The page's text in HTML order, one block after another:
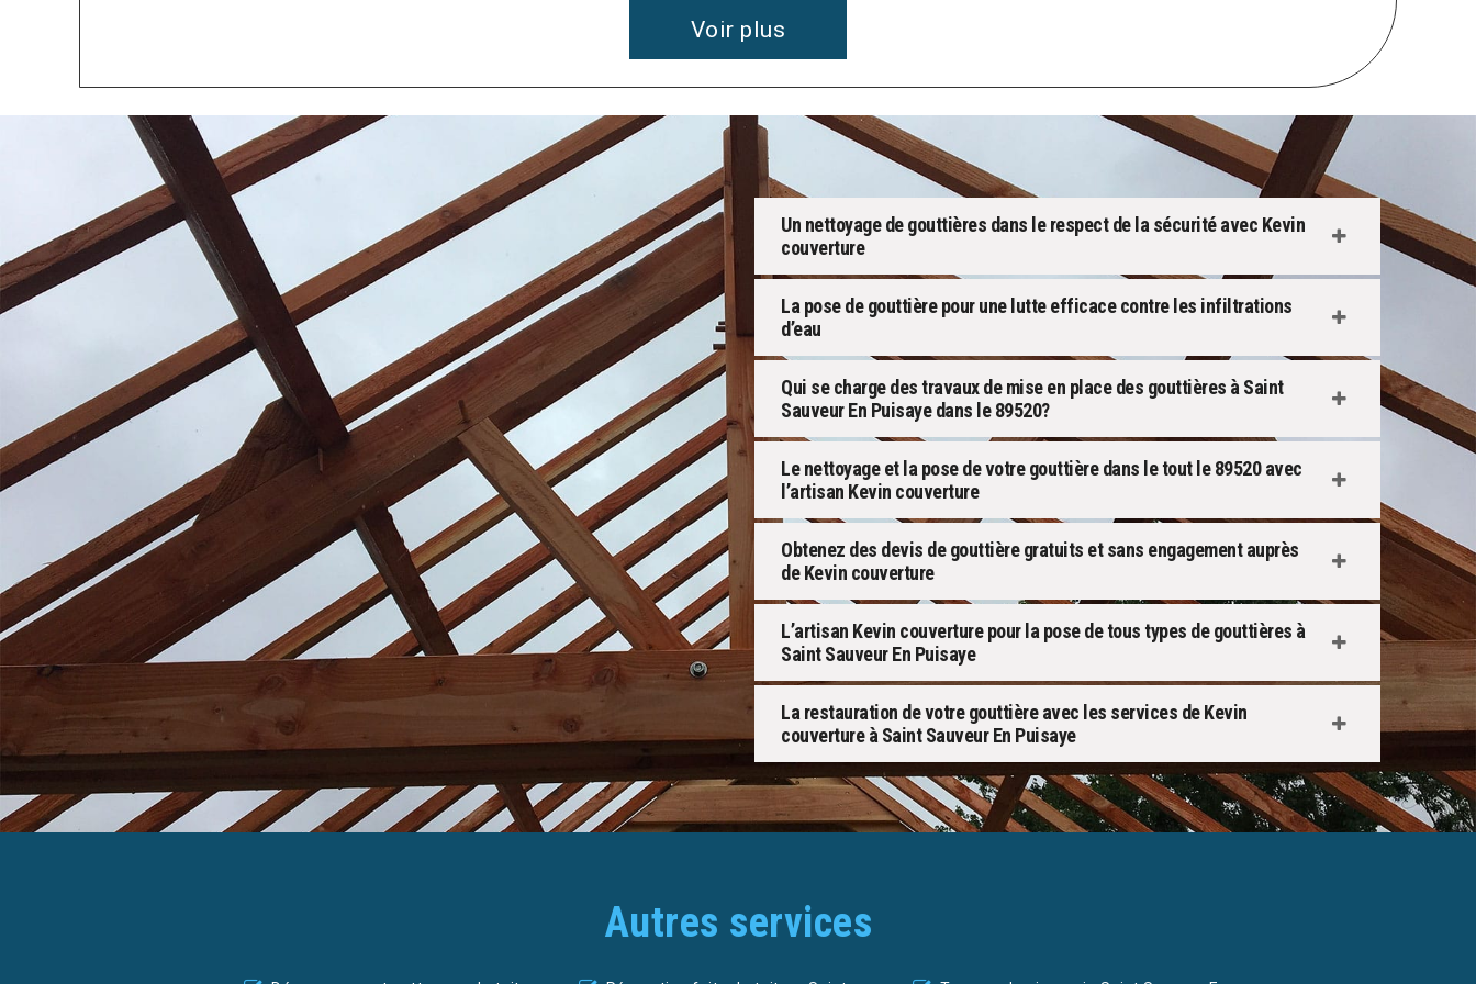
Voir plus
Un nettoyage de gouttières dans le respect de la sécurité avec Kevin
couverture
La pose de gouttière pour une lutte efficace contre les infiltrations
d’eau
Qui se charge des travaux de mise en place des gouttières à Saint
Sauveur En Puisaye dans le 89520?
Le nettoyage et la pose de votre gouttière dans le tout le 89520 avec
l’artisan Kevin couverture
Obtenez des devis de gouttière gratuits et sans engagement auprès
de Kevin couverture
L’artisan Kevin couverture pour la pose de tous types de gouttières à
Saint Sauveur En Puisaye
La restauration de votre gouttière avec les services de Kevin
couverture à Saint Sauveur En Puisaye
Autres services